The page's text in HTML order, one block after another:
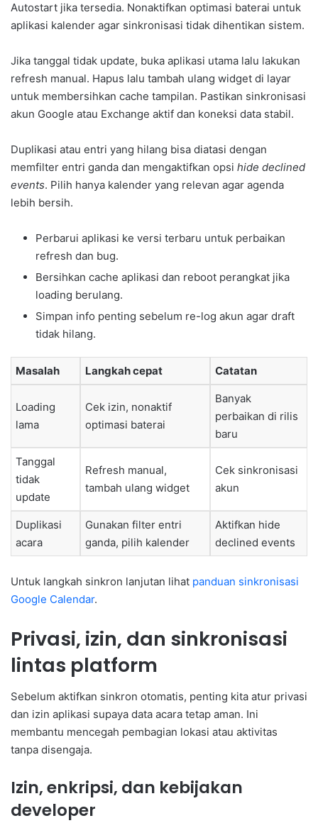
Autostart jika tersedia. Nonaktifkan optimasi baterai untuk
aplikasi kalender agar sinkronisasi tidak dihentikan sistem.
Jika tanggal tidak update, buka aplikasi utama lalu lakukan
refresh manual. Hapus lalu tambah ulang widget di layar
untuk membersihkan cache tampilan. Pastikan sinkronisasi
akun Google atau Exchange aktif dan koneksi data stabil.
Duplikasi atau entri yang hilang bisa diatasi dengan
memfilter entri ganda dan mengaktifkan opsi hide declined
events. Pilih hanya kalender yang relevan agar agenda
lebih bersih.
Perbarui aplikasi ke versi terbaru untuk perbaikan
refresh dan bug.
Bersihkan cache aplikasi dan reboot perangkat jika
loading berulang.
Simpan info penting sebelum re-log akun agar draft
tidak hilang.
Masalah Langkah cepat Catatan
Loading
lama
Cek izin, nonaktif
optimasi baterai
Banyak
perbaikan di rilis
baru
Tanggal
tidak
update
Refresh manual,
tambah ulang widget
Cek sinkronisasi
akun
Duplikasi
acara
Gunakan filter entri
ganda, pilih kalender
Aktifkan hide
declined events
Untuk langkah sinkron lanjutan lihat panduan sinkronisasi
Google Calendar.
Privasi, izin, dan sinkronisasi
lintas platform
Sebelum aktifkan sinkron otomatis, penting kita atur privasi
dan izin aplikasi supaya data acara tetap aman. Ini
membantu mencegah pembagian lokasi atau aktivitas
tanpa disengaja.
Izin, enkripsi, dan kebijakan
developer